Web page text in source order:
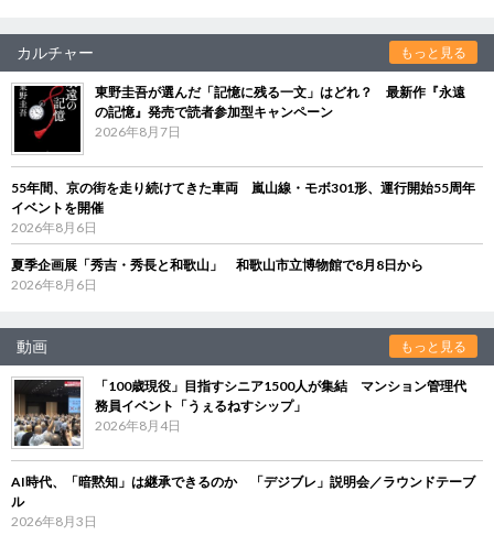
カルチャー もっと見る
東野圭吾が選んだ「記憶に残る一文」はどれ？ 最新作『永遠
の記憶』発売で読者参加型キャンペーン
2026年8月7日
55年間、京の街を走り続けてきた車両 嵐山線・モボ301形、運行開始55周年
イベントを開催
2026年8月6日
夏季企画展「秀吉・秀長と和歌山」 和歌山市立博物館で8月8日から
2026年8月6日
動画 もっと見る
「100歳現役」目指すシニア1500人が集結 マンション管理代
務員イベント「うぇるねすシップ」
2026年8月4日
AI時代、「暗黙知」は継承できるのか 「デジブレ」説明会／ラウンドテーブ
ル
2026年8月3日